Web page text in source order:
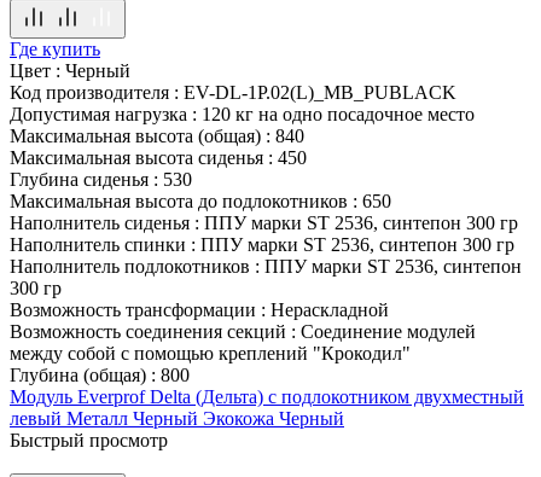
Где купить
Цвет : Черный
Код производителя : EV-DL-1P.02(L)_MB_PUBLACK
Допустимая нагрузка : 120 кг на одно посадочное место
Максимальная высота (общая) : 840
Максимальная высота сиденья : 450
Глубина сиденья : 530
Максимальная высота до подлокотников : 650
Наполнитель сиденья : ППУ марки ST 2536, синтепон 300 гр
Наполнитель спинки : ППУ марки ST 2536, синтепон 300 гр
Наполнитель подлокотников : ППУ марки ST 2536, синтепон
300 гр
Возможность трансформации : Нераскладной
Возможность соединения секций : Соединение модулей
между собой с помощью креплений "Крокодил"
Глубина (общая) : 800
Модуль Everprof Delta (Дельта) с подлокотником двухместный
левый Металл Черный Экокожа Черный
Быстрый просмотр